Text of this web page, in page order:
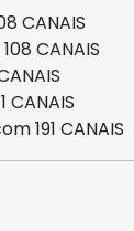
CANAIS
CANAIS
CANAIS
191 CANAIS